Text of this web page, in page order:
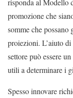
risponda al Modello
promozione che
somme che possano
proiezioni. L’aiuto
settore può essere
utili a determinare i
Spesso innovare